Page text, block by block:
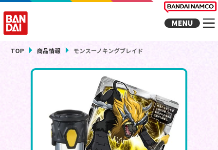
TOP 商品情報 モンスーノキングブレイド